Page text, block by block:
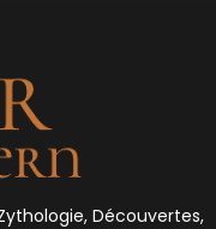
Découvertes,